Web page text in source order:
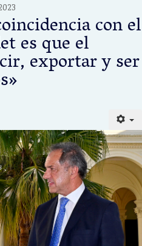
con el
es que el
exportar y ser